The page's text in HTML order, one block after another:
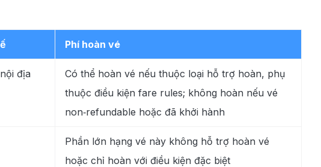
Phí hoàn vé
địa
Có thể hoàn vé nếu thuộc loại hỗ trợ hoàn, phụ
thuộc điều kiện fare rules; không hoàn nếu vé
non‑refundable hoặc đã khởi hành
Phần lớn hạng vé này không hỗ trợ hoàn vé
hoặc chỉ hoàn với điều kiện đặc biệt